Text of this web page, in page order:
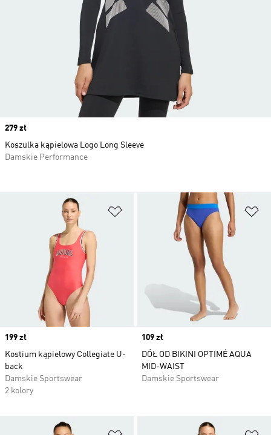
Dodaj do listy życzeń
Price
199 zł
Kostium kąpielowy Collegiate U-
back
Damskie Sportswear
2 kolory
Price
109 zł
DÓŁ OD BIKINI OPTIMÉ AQUA
MID-WAIST
Damskie Sportswear
Dodaj do listy życzeń
Price
279 zł
Koszulka kąpielowa Logo Long Sleeve
Damskie Performance